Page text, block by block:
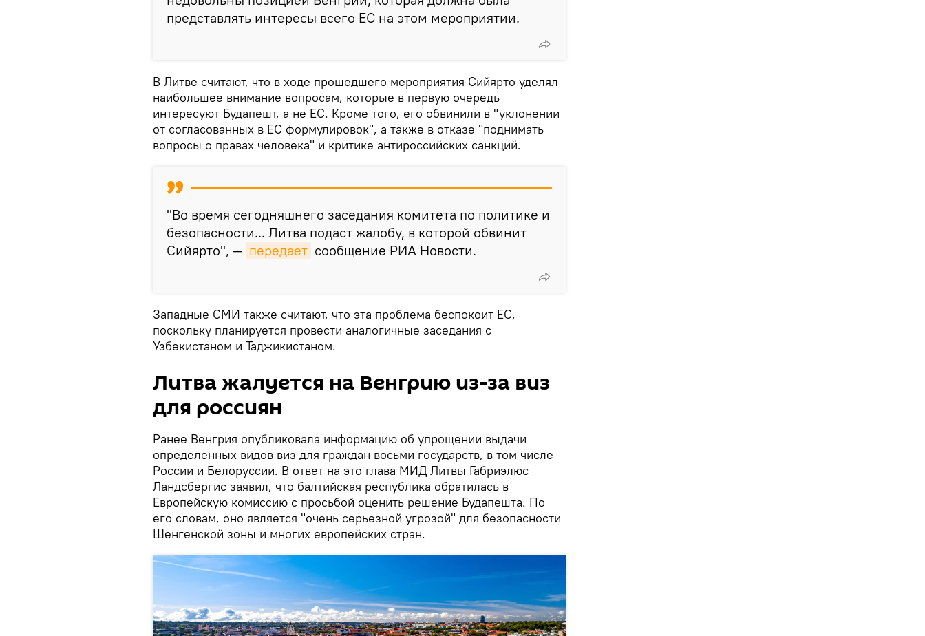
представлять интересы всего ЕС на этом мероприятии.
В Литве считают, что в ходе прошедшего мероприятия Сийярто уделял
наибольшее внимание вопросам, которые в первую очередь
интересуют Будапешт, а не ЕС. Кроме того, его обвинили в "уклонении
от согласованных в ЕС формулировок", а также в отказе "поднимать
вопросы о правах человека" и критике антироссийских санкций.
"Во время сегодняшнего заседания комитета по политике и
безопасности... Литва подаст жалобу, в которой обвинит
Сийярто", — передает сообщение РИА Новости.
Западные СМИ также считают, что эта проблема беспокоит ЕС,
поскольку планируется провести аналогичные заседания с
Узбекистаном и Таджикистаном.
Литва жалуется на Венгрию из-за виз
для россиян
Ранее Венгрия опубликовала информацию об упрощении выдачи
определенных видов виз для граждан восьми государств, в том числе
России и Белоруссии. В ответ на это глава МИД Литвы Габриэлюс
Ландсбергис заявил, что балтийская республика обратилась в
Европейскую комиссию с просьбой оценить решение Будапешта. По
его словам, оно является "очень серьезной угрозой" для безопасности
Шенгенской зоны и многих европейских стран.